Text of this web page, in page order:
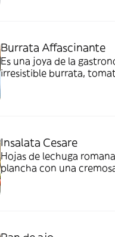
Burrata Affascinante
Es una joya de la
irresistible burrata,
Insalata Cesare
Hojas de lechuga
plancha con una